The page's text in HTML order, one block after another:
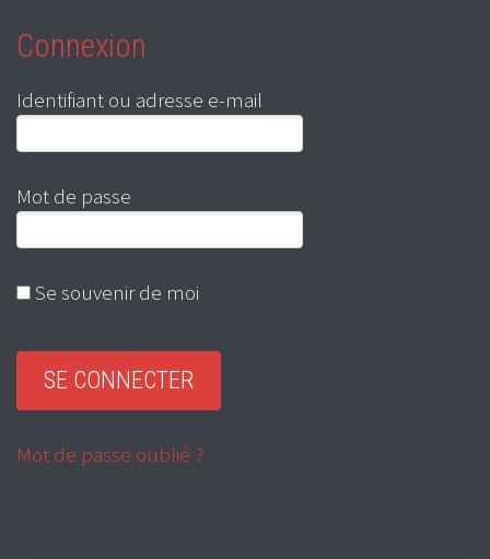
Connexion
Identifiant ou adresse e-mail
Mot de passe
Se souvenir de moi
Mot de passe oublié ?